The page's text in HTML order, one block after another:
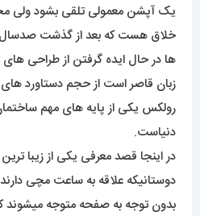
یک آپشن معمولی تلقی بشود ولی
خلاق هست که بعد از گذشت صدسال
ها در حال ایده گرفتن از طراحی
زبان قاصر است از حجم دستاورد
رولکس یکی از پایه های مهم
دنیاست.
در اینجا قصد معرفی یکی از زیبا
دوستانیکه علاقه به ساعت مچی
بدون توجه به صفحه متوجه